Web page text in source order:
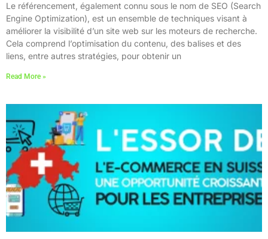
Le référencement, également connu sous le nom de SEO (Search
Engine Optimization), est un ensemble de techniques visant à
améliorer la visibilité d’un site web sur les moteurs de recherche.
Cela comprend l’optimisation du contenu, des balises et des
liens, entre autres stratégies, pour obtenir un
Read More »